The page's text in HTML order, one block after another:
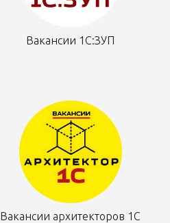
Вакансии 1С:ЗУП
Вакансии архитекторов 1С